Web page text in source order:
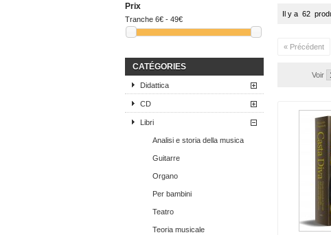
Prix
Tranche 6€ - 49€
CATÉGORIES
Didattica
CD
Libri
Analisi e storia della musica
Guitarre
Organo
Per bambini
Teatro
Teoria musicale
Il y a 62
« Précédent
Voir